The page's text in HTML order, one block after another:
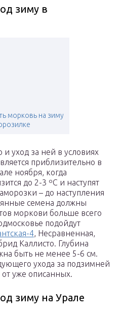
зиму в
морковь на зиму
уход за ней в условиях
приблизительно в
ноября, когда
до 2-3 ºС и наступят
– до наступления
семена должны
моркови больше всего
подойдут
4, Несравненная,
Каллисто. Глубина
быть не менее 5-6 см.
ухода за подзимней
уже описанных.
зиму на Урале